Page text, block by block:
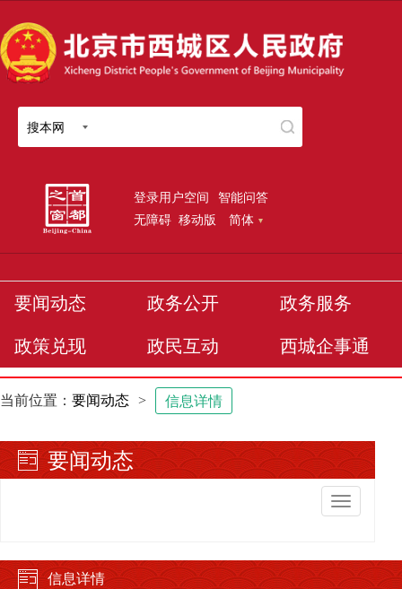
搜本网
登录用户空间 智能问答
无障碍 移动版 简体
要闻动态 政务公开 政务服务
政策兑现 政民互动 西城企事通
当前位置： 要闻动态 > 信息详情
要闻动态
切
换
航
信息详情